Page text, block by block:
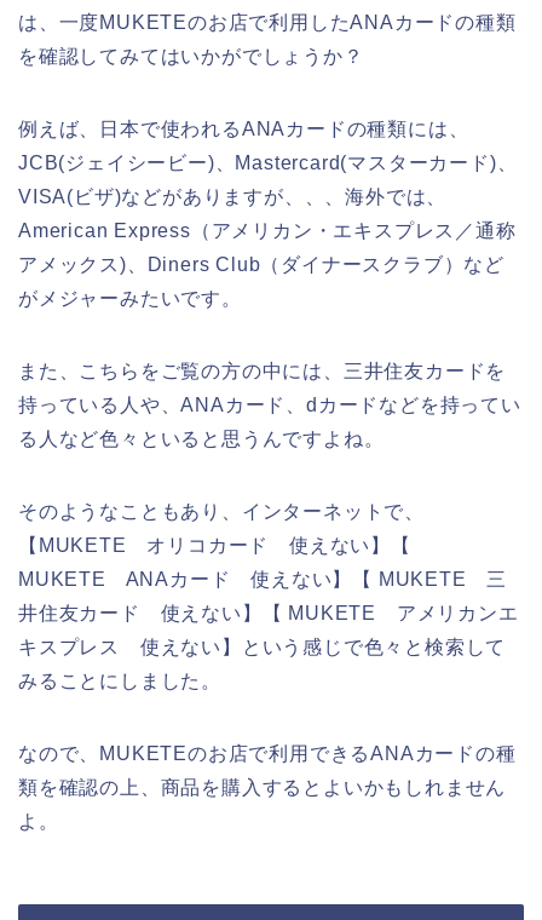
は、一度MUKETEのお店で利用したANAカードの種類
を確認してみてはいかがでしょうか？
例えば、日本で使われるANAカードの種類には、
JCB(ジェイシービー)、Mastercard(マスターカード)、
VISA(ビザ)などがありますが、、、海外では、
American Express（アメリカン・エキスプレス／通称
アメックス)、Diners Club（ダイナースクラブ）など
がメジャーみたいです。
また、こちらをご覧の方の中には、三井住友カードを
持っている人や、ANAカード、dカードなどを持ってい
る人など色々といると思うんですよね。
そのようなこともあり、インターネットで、
【MUKETE オリコカード 使えない】【
MUKETE ANAカード 使えない】【 MUKETE 三
井住友カード 使えない】【 MUKETE アメリカンエ
キスプレス 使えない】という感じで色々と検索して
みることにしました。
なので、MUKETEのお店で利用できるANAカードの種
類を確認の上、商品を購入するとよいかもしれません
よ。